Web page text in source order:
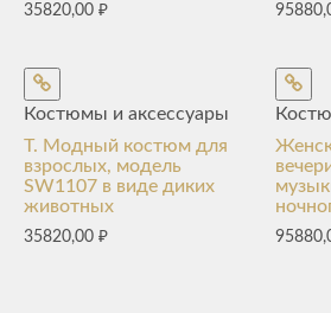
35820,00 ₽
Костюмы и аксессуары
T. Модный костюм для
взрослых, модель
SW1107 в виде диких
животных
35820,00 ₽